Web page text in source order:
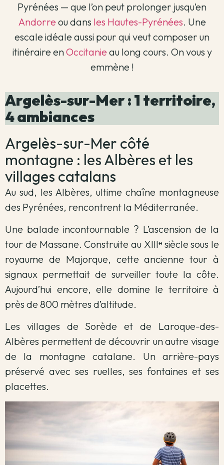
Pyrénées — que l’on peut prolonger jusqu’en
Andorre ou dans les Hautes-Pyrénées. Une
escale idéale aussi pour qui veut composer un
itinéraire enOccitanie au long cours. On vous y
emmène !
Argelès-sur-Mer : 1 territoire,
4 ambiances
Argelès-sur-Mer côté
montagne : les Albères et les
villages catalans
Au sud, les Albères, ultime chaîne montagneuse
des Pyrénées, rencontrent la Méditerranée.
Une balade incontournable ? L’ascension de la
tour de Massane. Construite au XIIIᵉ siècle sous le
royaume de Majorque, cette ancienne tour à
signaux permettait de surveiller toute la côte.
Aujourd’hui encore, elle domine le territoire à
près de 800 mètres d’altitude.
Les villages de Sorède et de Laroque-des-
Albères permettent de découvrir un autre visage
de la montagne catalane. Un arrière-pays
préservé avec ses ruelles, ses fontaines et ses
placettes.